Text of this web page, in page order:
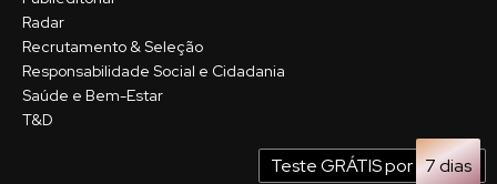
Teste GRÁTIS por 7 dias
Radar
Recrutamento & Seleção
Responsabilidade Social e Cidadania
Saúde e Bem-Estar
T&D